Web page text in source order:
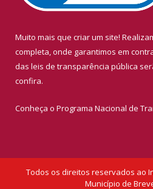
Muito mais que criar um site!
completa, onde garantimos em
das leis de transparência pública
confira.
Conheça o Programa Nacional de
Todos os direitos reservados ao
Município de